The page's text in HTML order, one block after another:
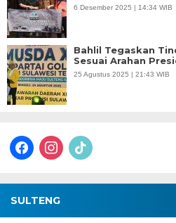
6 Desember 2025 | 14:34 WIB
Bahlil Tegaskan
Sesuai Arahan
25 Agustus 2025 | 21:43 WIB
facebookinstagram
tiktok
SULTENG